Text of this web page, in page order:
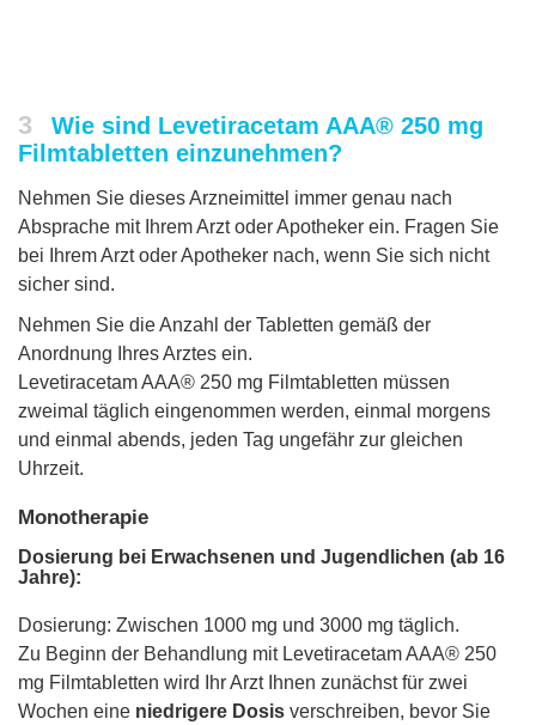
3
Wie sind Levetiracetam AAA® 250 mg
Filmtabletten einzunehmen?
Nehmen Sie dieses Arzneimittel immer genau nach
Absprache mit Ihrem Arzt oder Apotheker ein. Fragen Sie
bei Ihrem Arzt oder Apotheker nach, wenn Sie sich nicht
sicher sind.
Nehmen Sie die Anzahl der Tabletten gemäß der
Anordnung Ihres Arztes ein.
Levetiracetam AAA® 250 mg Filmtabletten müssen
zweimal täglich eingenommen werden, einmal morgens
und einmal abends, jeden Tag ungefähr zur gleichen
Uhrzeit.
Monotherapie
Dosierung bei Erwachsenen und Jugendlichen (ab 16
Jahre):
Dosierung: Zwischen 1000 mg und 3000 mg täglich.
Zu Beginn der Behandlung mit Levetiracetam AAA® 250
mg Filmtabletten wird Ihr Arzt Ihnen zunächst für zwei
Wochen eine niedrigere Dosis verschreiben, bevor Sie